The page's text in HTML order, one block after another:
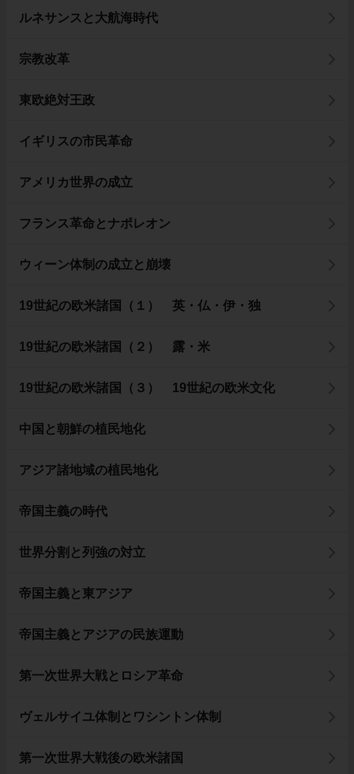
ルネサンスと大航海時代
宗教改革
東欧絶対王政
イギリスの市民革命
アメリカ世界の成立
フランス革命とナポレオン
ウィーン体制の成立と崩壊
19世紀の欧米諸国（１） 英・仏・伊・独
19世紀の欧米諸国（２） 露・米
19世紀の欧米諸国（３） 19世紀の欧米文化
中国と朝鮮の植民地化
アジア諸地域の植民地化
帝国主義の時代
世界分割と列強の対立
帝国主義と東アジア
帝国主義とアジアの民族運動
第一次世界大戦とロシア革命
ヴェルサイユ体制とワシントン体制
第一次世界大戦後の欧米諸国